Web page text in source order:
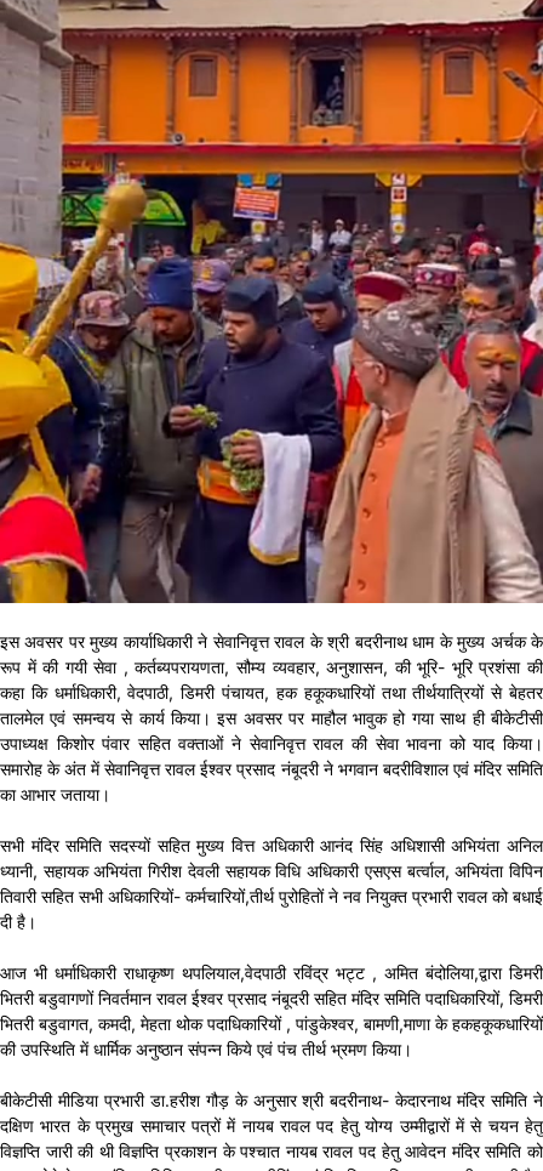
इस अवसर पर मुख्य कार्याधिकारी ने सेवानिवृत्त रावल के श्री बदरीनाथ धाम के मुख्य अर्चक के
रूप में की गयी सेवा , कर्तब्यपरायणता, सौम्य व्यवहार, अनुशासन, की भूरि- भूरि प्रशंसा की
कहा कि धर्माधिकारी, वेदपाठी, डिमरी पंचायत, हक हकूकधारियों तथा तीर्थयात्रियों से बेहतर
तालमेल एवं समन्वय से कार्य किया। इस अवसर पर माहौल भावुक हो गया साथ ही बीकेटीसी
उपाध्यक्ष किशोर पंवार सहित वक्ताओं ने सेवानिवृत्त रावल की सेवा भावना को याद किया।
समारोह के अंत में सेवानिवृत्त रावल ईश्वर प्रसाद नंबूदरी ने भगवान बदरीविशाल एवं मंदिर समिति
का आभार जताया।
सभी मंदिर समिति सदस्यों सहित मुख्य वित्त अधिकारी आनंद सिंह अधिशासी अभियंता अनिल
ध्यानी, सहायक अभियंता गिरीश देवली सहायक विधि अधिकारी एसएस बर्त्वाल, अभियंता विपिन
तिवारी सहित सभी अधिकारियों- कर्मचारियों,‌तीर्थ पुरोहितों ने नव नियुक्त प्रभारी रावल को बधाई
दी है।
आज भी धर्माधिकारी राधाकृष्ण थपलियाल,‌वेदपाठी रविंद्र भट्ट , अमित बंदोलिया,द्वारा डिमरी
भितरी बडुवागणों निवर्तमान रावल ईश्वर प्रसाद नंबूदरी सहित मंदिर समिति पदाधिकारियों, डिमरी
भितरी बडुवागत, कमदी, मेहता थोक पदाधिकारियों , पांडुकेश्वर, बामणी,माणा के हकहकूकधारियों
की उपस्थिति में धार्मिक अनुष्ठान संपन्न किये एवं पंच तीर्थ भ्रमण किया।
बीकेटीसी मीडिया प्रभारी डा.हरीश गौड़ के अनुसार श्री बदरीनाथ- केदारनाथ मंदिर समिति ने
दक्षिण भारत के प्रमुख समाचार पत्रों में नायब रावल पद हेतु योग्य उम्मीद्वारों में से चयन हेतु
विज्ञप्ति जारी की थी विज्ञप्ति प्रकाशन के पश्चात नायब रावल पद हेतु आवेदन मंदिर समिति को